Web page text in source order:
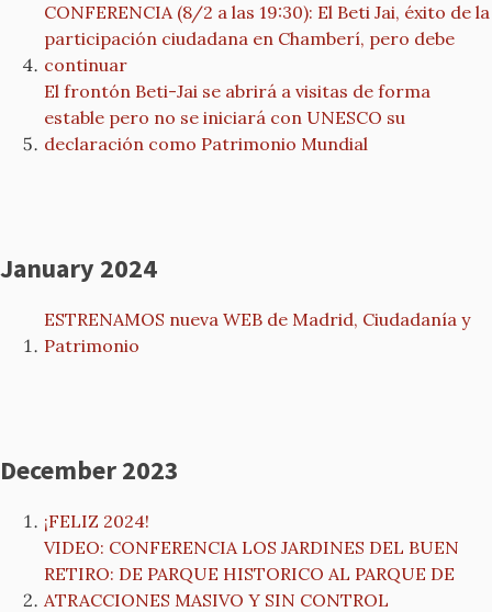
CONFERENCIA (8/2 a las 19:30): El Beti Jai, éxito de la
participación ciudadana en Chamberí, pero debe
continuar
El frontón Beti-Jai se abrirá a visitas de forma
estable pero no se iniciará con UNESCO su
declaración como Patrimonio Mundial
January 2024
ESTRENAMOS nueva WEB de Madrid, Ciudadanía y
Patrimonio
December 2023
¡FELIZ 2024!
VIDEO: CONFERENCIA LOS JARDINES DEL BUEN
RETIRO: DE PARQUE HISTORICO AL PARQUE DE
ATRACCIONES MASIVO Y SIN CONTROL